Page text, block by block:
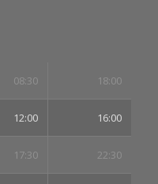
08:30 18:00
12:00 16:00
17:30 22:30